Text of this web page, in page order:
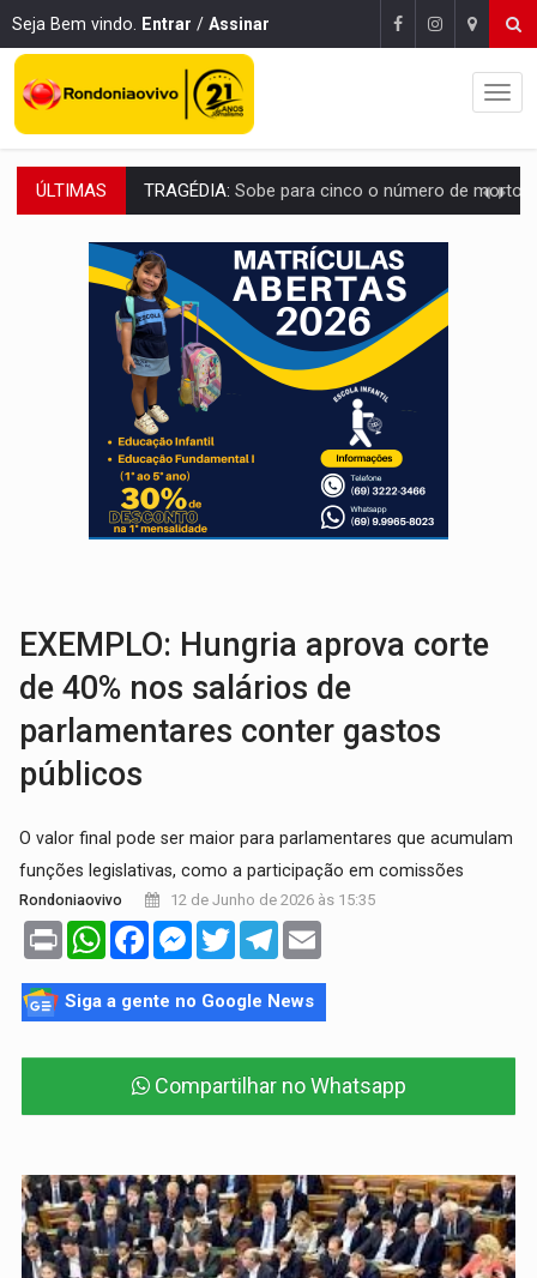
Seja Bem vindo. Entrar / Assinar
ÚLTIMAS TRANSPORTE DE ARROZ:MPF assegura cumprimento da legislação sobre transporte
DEEPFAKE:Sancionada lei contra violência sexual infantil na
COLEGIADO:Brasil e Rússia discutem energia nuclear, defesa e
URGENTE:Colisão entre caminhão e carro deixa quatro mortos e um em
ENCONTRO: Amazônia Negra ganha projeção nacional com participação de
PREVISÃO: Porto Velho tem chances de chuvas isoladas nesta
SINDICATOS UNIDOS: Assembleia Geral delibera greve da educação
PROCESSO SELETIVO: Rondoniaovivo abre oficina de Comunicação com
EXEMPLO: Hungria aprova corte
de 40% nos salários de
parlamentares conter gastos
públicos
O valor final pode ser maior para parlamentares que acumulam
funções legislativas, como a participação em comissões
Rondoniaovivo 12 de Junho de 2026 às 15:35
Print WhatsAppFacebookMessenger
TwitterTelegram
Siga a gente no Google News
Compartilhar no Whatsapp